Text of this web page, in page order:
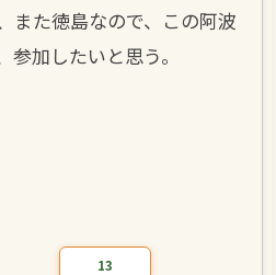
また徳島なので、この阿波
加したいと思う。
13